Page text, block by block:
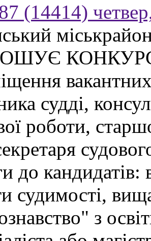
(14414)
судді,
роботи,
до
судимості,
з